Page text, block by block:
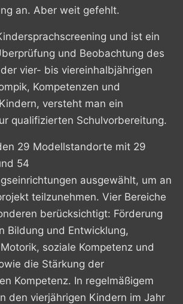
an. Aber weit gefehlt.
und ist ein
und Beobachtung des
vier- bis viereinhalbjährigen
Kompetenzen und
versteht man ein
qualifizierten Schulvorbereitung.
29 Modellstandorte mit 29
54
ausgewählt, um an
teilzunehmen. Vier Bereiche
berücksichtigt: Förderung
Bildung und Entwicklung,
soziale Kompetenz und
die Stärkung der
Kompetenz. In regelmäßigem
den vierjährigen Kindern im Jahr